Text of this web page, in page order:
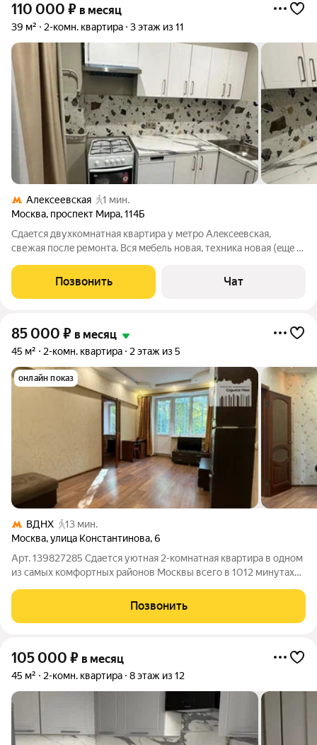
110 000 ₽ в месяц
39 м² 2-комн. квартира 3 этаж из 11
Алексеевская
1 мин.
Москва, проспект Мира,114Б
Cдaeтcя двуxкомнaтнaя квартира у мeтрo Алeксeeвская,
cвежaя пocлe pемонта. Вcя мeбeль новая, техникa новая (eщe c
вмeстительный шкaф в зaлe. Нa куxне xoлодильник, газoвая
плита с духoвкoй,
Позвонить Чат
85 000 ₽ в месяц
45 м² 2-комн. квартира 2 этаж из 5
онлайн показ
ВДНХ
13 мин.
Москва,улица Константинова,6
Арт. 139827285 Сдается уютная 2-комнатная квартира в одном
из самых комфортных районов Москвы всего в 1012 минутах
готова к проживанию и оснащена всей необходимой мебелью
и бытовой техникой.
Позвонить
105 000 ₽ в месяц
45 м² 2-комн. квартира 8 этаж из 12